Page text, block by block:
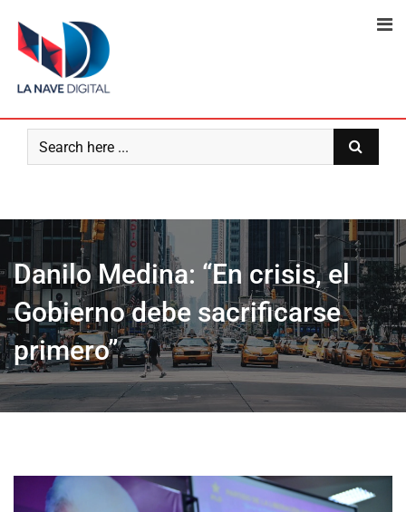
content
Danilo Medina: “En crisis, el
Gobierno debe sacrificarse
primero”